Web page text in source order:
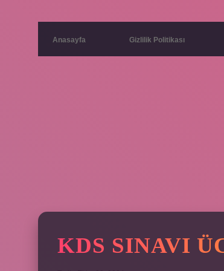
Anasayfa Gizlilik Politikası
KDS SINAVI